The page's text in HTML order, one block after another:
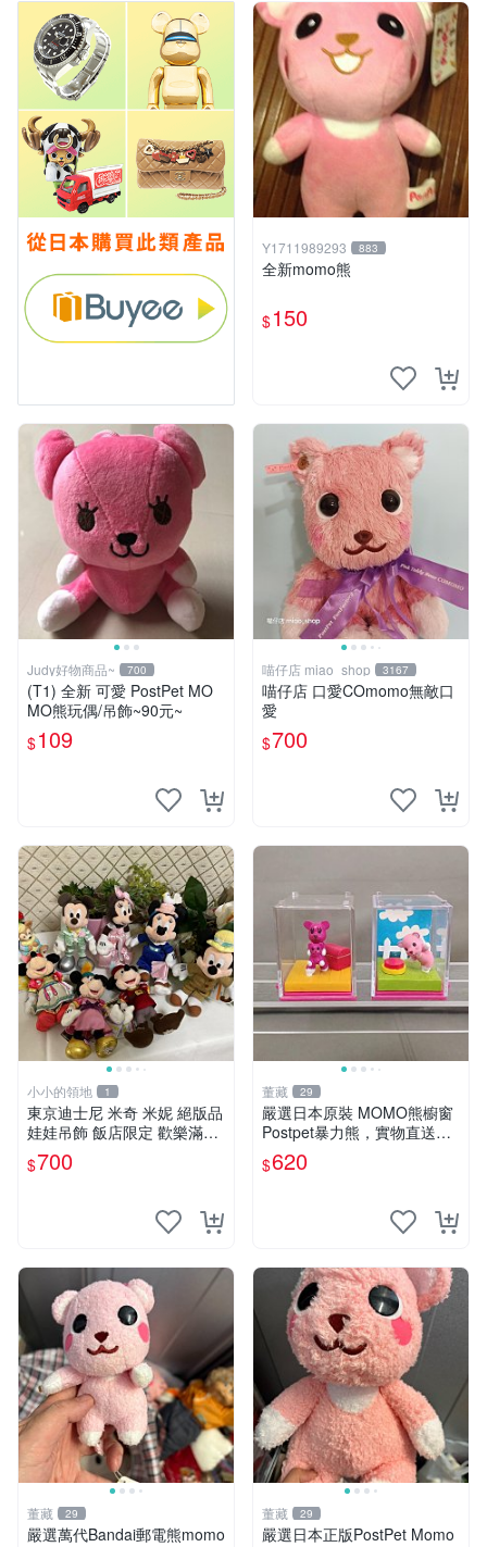
Y1711989293 883
全新momo熊
$150
Judy好物商品~ 700
(T1) 全新 可愛 PostPet MO
MO熊玩偶/吊飾~90元~
$109
喵仔店 miao_shop 3167
喵仔店 口愛COmomo無敵口
愛
$700
小小的領地 1
東京迪士尼 米奇 米妮 絕版品
娃娃吊飾 飯店限定 歡樂滿人
間 復活節
$700
董藏 29
嚴選日本原裝 MOMO熊櫥窗
Postpet暴力熊，實物直送新
臺灣。MOMO熊 暴力熊 熊貓
櫥窗
$620
董藏 29
嚴選萬代Bandai郵電熊momo
董藏 29
嚴選日本正版PostPet Momo